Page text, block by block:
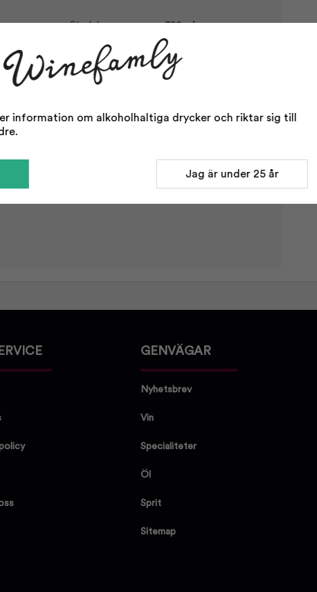
Storlek: 750 ml
Alkohol %: 11,50
Korkvariant: Kork
Serveras vid:
GENVÄGAR
Nyhetsbrev
Vin
Specialiteter
Öl
Sprit
Sitemap
information om alkoholhaltiga drycker och riktar sig till
Jag är under 25 år